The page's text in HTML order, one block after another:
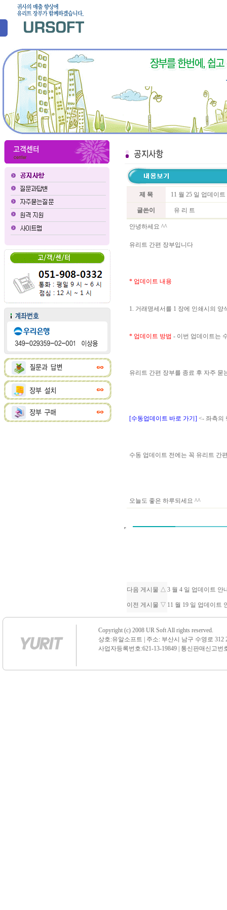
제 목 11 월 25 일 업데이
글쓴이 유 리 트
안녕하세요 ^^
유리트 간편 장부입니다
* 업데이트 내용
1. 거래명세서를 1 장에 인쇄시의 양
* 업데이트 방법 - 이번 업데이트는
유리트 간편 장부를 종료 후 자주
[수동업데이트 바로 가기] <- 좌측의
수동 업데이트 전에는 꼭 유리트 간
오늘도 좋은 하루되세요 ^^
다음 게시물 △ 3 월 4 일 업데이트 안
이전 게시물 ▽ 11 월 19 일 업데이트
Copyright (c) 2008 UR Soft All rights reserved.
상호:유알소프트 | 주소: 부산시 남구 수영로 312
사업자등록번호:621-13-19849 | 통신판매신고번